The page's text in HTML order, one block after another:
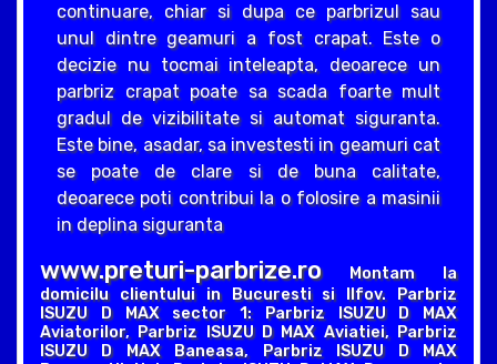
continuare, chiar si dupa ce parbrizul sau
unul dintre geamuri a fost crapat. Este o
decizie nu tocmai inteleapta, deoarece un
parbriz crapat poate sa scada foarte mult
gradul de vizibilitate si automat siguranta.
Este bine, asadar, sa investesti in geamuri cat
se poate de clare si de buna calitate,
deoarece poti contribui la o folosire a masinii
in deplina siguranta
www.preturi-parbrize.roMontam la
domicilu clientului in Bucuresti si Ilfov. Parbriz
ISUZU D MAX sector 1: Parbriz ISUZU D MAX
Aviatorilor, Parbriz ISUZU D MAX Aviatiei, Parbriz
ISUZU D MAX Baneasa, Parbriz ISUZU D MAX